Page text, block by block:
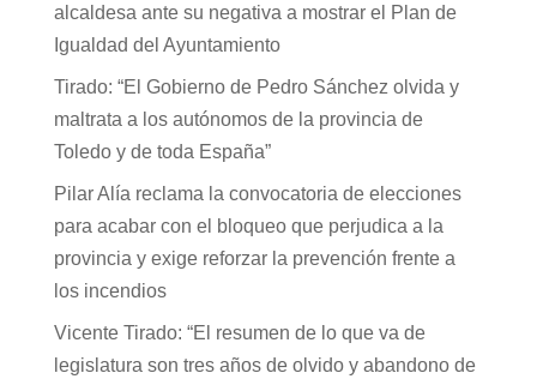
alcaldesa ante su negativa a mostrar el Plan de
Igualdad del Ayuntamiento
Tirado: “El Gobierno de Pedro Sánchez olvida y
maltrata a los autónomos de la provincia de
Toledo y de toda España”
Pilar Alía reclama la convocatoria de elecciones
para acabar con el bloqueo que perjudica a la
provincia y exige reforzar la prevención frente a
los incendios
Vicente Tirado: “El resumen de lo que va de
legislatura son tres años de olvido y abandono de